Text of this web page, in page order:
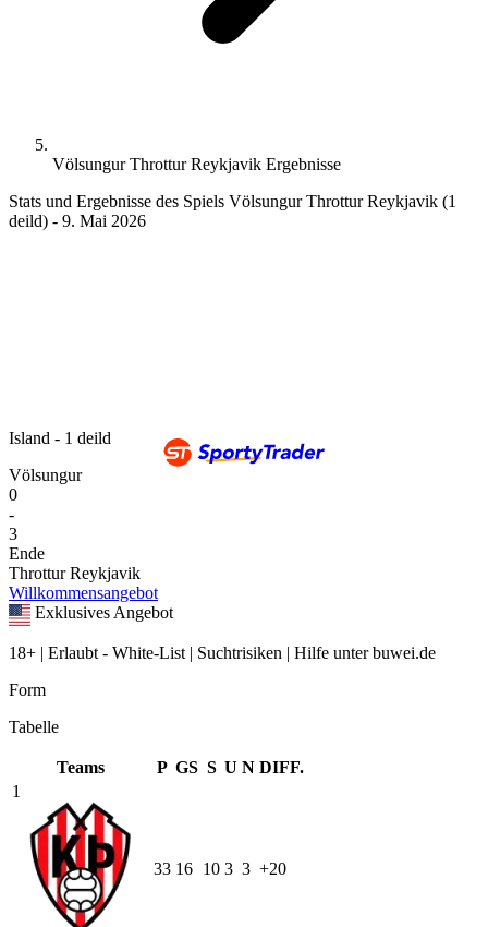
Völsungur Throttur Reykjavik Ergebnisse
Stats und Ergebnisse des Spiels Völsungur Throttur Reykjavik (1
deild) - 9. Mai 2026
Island - 1 deild
Völsungur
0
-
3
Ende
Throttur Reykjavik
Willkommensangebot
Exklusives Angebot
18+ | Erlaubt - White-List | Suchtrisiken | Hilfe unter buwei.de
Form
Tabelle
Teams P GS S U N DIFF.
1
33 16 10 3 3 +20